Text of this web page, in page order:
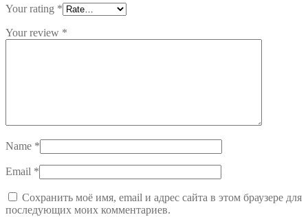
Your rating *
Your review *
Name *
Email *
Сохранить моё имя, email и адрес сайта в этом браузере для
последующих моих комментариев.